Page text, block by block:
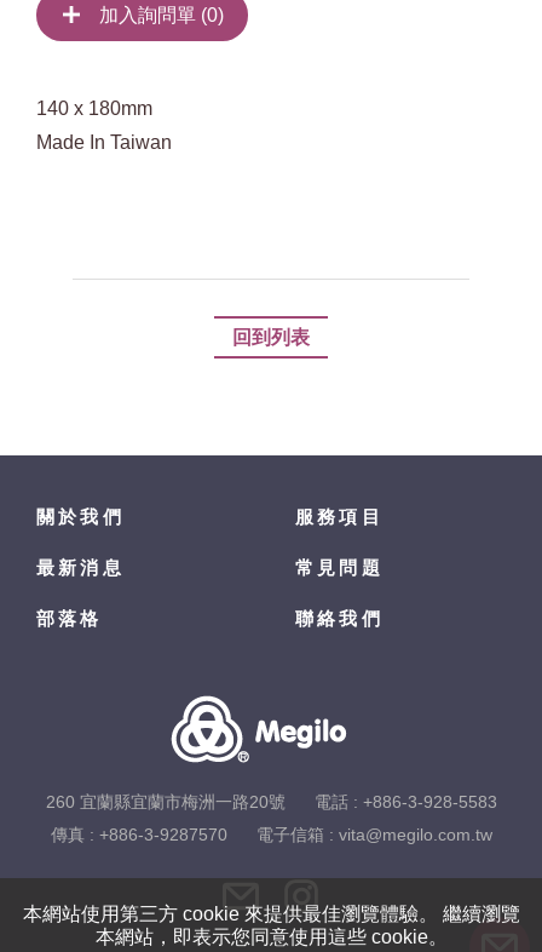
加入詢問單 (0)
140 x 180mm
Made In Taiwan
回到列表
本網站使用第三方 cookie 來提供最佳瀏覽體驗。 繼續瀏覽
本網站，即表示您同意使用這些 cookie。
關於我們 服務項目
最新消息 常見問題
部落格 聯絡我們
260 宜蘭縣宜蘭市梅洲一路20號 電話 : +886-3-928-5583
傳真 : +886-3-9287570
電子信箱 : vita@megilo.com.tw